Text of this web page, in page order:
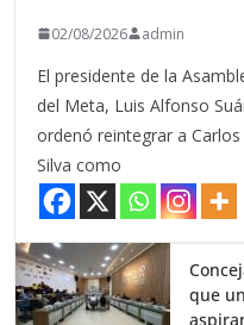
02/08/2026 admin
El presidente de la
del Meta, Luis Alfonso
ordenó reintegrar a
Silva como
que